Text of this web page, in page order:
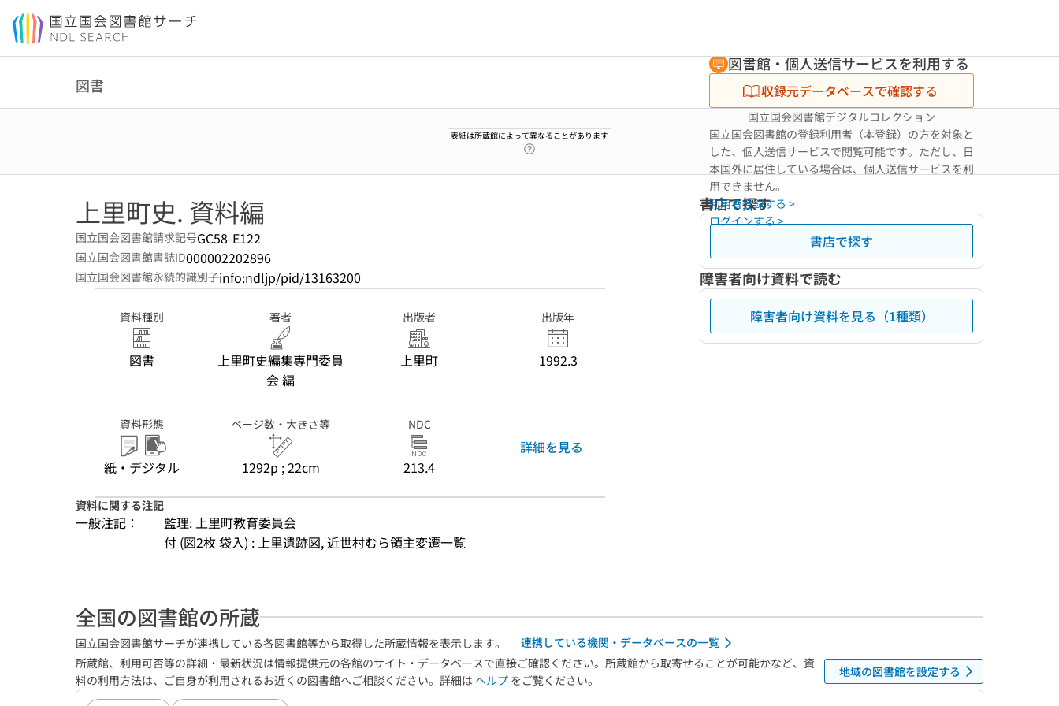
本文へ移動
図書
表紙は所蔵館によって異なることがあります
図書館・個人送信サービスを利用する
収録元データベースで確認する
国立国会図書館デジタルコレクション
国立国会図書館の登録利用者（本登録）の方を対象と
した、個人送信サービスで閲覧可能です。ただし、日
本国外に居住している場合は、個人送信サービスを利
用できません。
利用者登録する >
ログインする >
上里町史. 資料編
国立国会図書館請求記号GC58-E122
国立国会図書館書誌ID000002202896
国立国会図書館永続的識別子info:ndljp/pid/13163200
資料種別
図書
著者
上里町史編集専門委員
会 編
出版者
上里町
出版年
1992.3
資料形態
紙・デジタル
ページ数・大きさ等
1292p ; 22cm
NDC
213.4
詳細を見る
資料に関する注記
一般注記：
監理: 上里町教育委員会
付 (図2枚 袋入) : 上里遺跡図, 近世村むら領主変遷一覧
書店で探す
書店で探す
障害者向け資料で読む
障害者向け資料を見る（1種類）
全国の図書館の所蔵
国立国会図書館サーチが連携している各図書館等から取得した所蔵情報を表示します。
連携している機関・データベースの一覧
所蔵館、利用可否等の詳細・最新状況は情報提供元の各館のサイト・データベースで直接ご確認ください。所蔵館から取寄せることが可能かなど、資
料の利用方法は、ご自身が利用されるお近くの図書館へご相談ください。詳細は ヘルプ をご覧ください。
地域の図書館を設定する